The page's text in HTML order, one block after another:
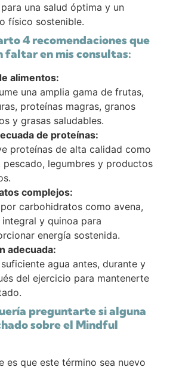
una salud óptima y un
físico sostenible.
4 recomendaciones que
faltar en mis consultas:
alimentos:
una amplia gama de frutas,
proteínas magras, granos
y grasas saludables.
de proteínas:
proteínas de alta calidad como
pescado, legumbres y productos
complejos:
carbohidratos como avena,
y quinoa para
energía sostenida.
adecuada:
suficiente agua antes, durante y
del ejercicio para mantenerte
preguntarte si alguna
sobre el Mindful
es que este término sea nuevo